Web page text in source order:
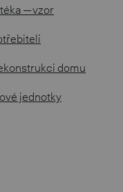
— vzor
domu
jednotky